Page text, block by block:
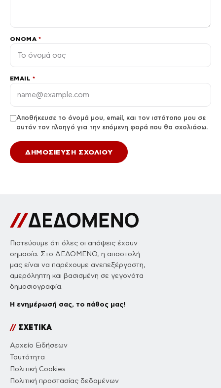
ΌΝΟΜΑ *
EMAIL *
Αποθήκευσε το όνομά μου, email, και τον ιστότοπο μου σε
αυτόν τον πλοηγό για την επόμενη φορά που θα σχολιάσω.
Πιστεύουμε ότι όλες οι απόψεις έχουν
σημασία. Στο ΔΕΔΟΜΕΝΟ, η αποστολή
μας είναι να παρέχουμε ανεπεξέργαστη,
αμερόληπτη και βασισμένη σε γεγονότα
δημοσιογραφία.
Η ενημέρωσή σας, το πάθος μας!
//ΣΧΕΤΙΚΑ
Αρχείο Ειδήσεων
Ταυτότητα
Πολιτική Cookies
Πολιτική προστασίας δεδομένων